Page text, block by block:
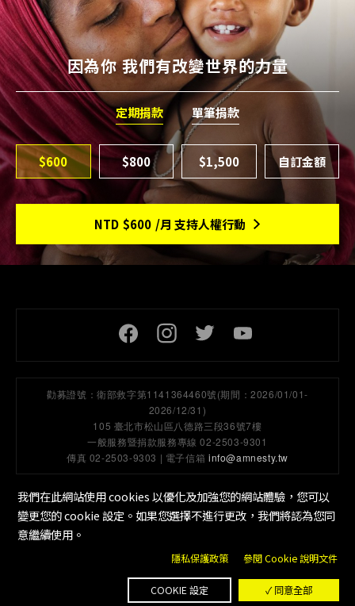
因為你 我們有改變世界的力量
定期捐款 單筆捐款
$600 $800 $1,500
NTD $600 /月 支持人權行動
我們在此網站使用 cookies 以優化及加強您的網站體驗，您可以
變更您的 cookie 設定。如果您選擇不進行更改，我們將認為您同
意繼續使用。
隱私保護政策 參閱 Cookie 說明文件
COOKIE 設定 ✓ 同意全部
頁尾社交連結
勸募證號：衛部救字第1141364460號(期間：2026/01/01-
2026/12/31)
105 臺北市松山區八德路三段36號7樓
一般服務暨捐款服務專線 02-2503-9301
傳真 02-2503-9303 | 電子信箱 info@amnesty.tw
底部選單隱私保護政策 工作機會 Cookie 設定
版權所有 © 國際特赦組織台灣分會